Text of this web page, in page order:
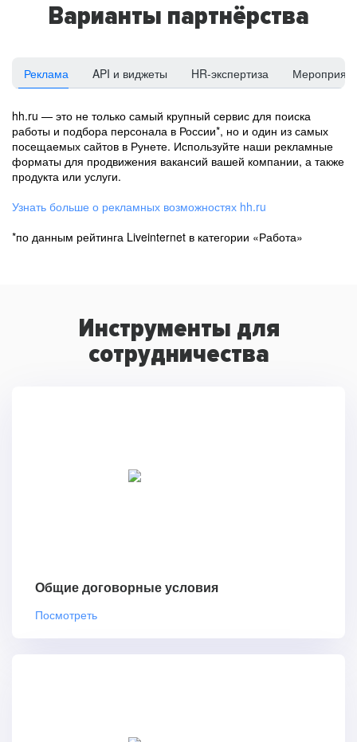
Варианты партнёрства
Реклама API и виджеты HR-экспертиза
hh.ru — это не только самый крупный сервис для поиска
работы и подбора персонала в России*, но и один из самых
посещаемых сайтов в Рунете. Используйте наши рекламные
форматы для продвижения вакансий вашей компании, а также
продукта или услуги.
Узнать больше о рекламных возможностях hh.ru
*по данным рейтинга Liveinternet в категории «Работа»
Инструменты для
сотрудничества
Общие договорные условия
Посмотреть